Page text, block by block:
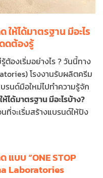
ห้ได้มาตรฐาน มีอะไร
ดต้องรู้
องเริ่มอย่างไร ? วันนี้ทาง
โรงงานรับผลิตครีม
รนด์มือใหม่ไปทำความรู้จัก
ให้ได้มาตรฐาน มีอะไรบ้าง?
ที่จะเริ่มสร้างแบรนด์ให้ปัง
บบ “ONE STOP
Laboratories